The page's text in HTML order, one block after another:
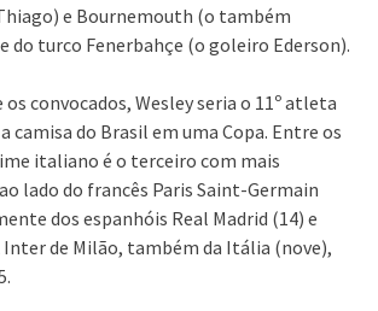
e Bournemouth (o também
do turco Fenerbahçe (o goleiro Ederson).
os convocados, Wesley seria o 11º atleta
camisa do Brasil em uma Copa. Entre os
italiano é o terceiro com mais
lado do francês Paris Saint-Germain
dos espanhóis Real Madrid (14) e
Inter de Milão, também da Itália (nove),